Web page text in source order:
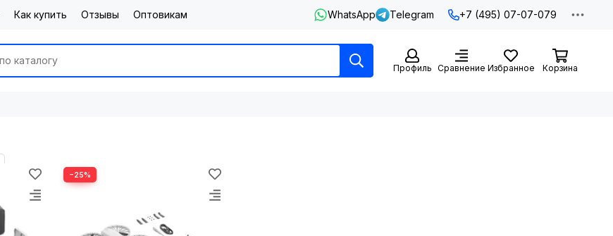
Как купить Отзывы Оптовикам WhatsApp Telegram +7 (495) 07-07-079
Профиль Сравнение Избранное Корзина
−25%